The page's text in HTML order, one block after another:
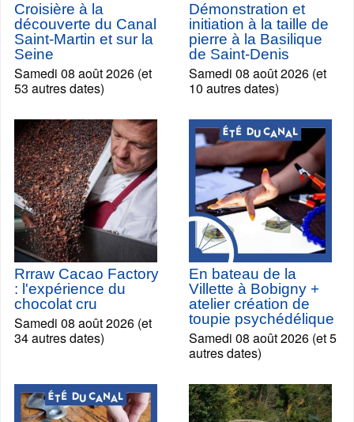
Croisière à la
découverte du Canal
Saint-Martin et sur la
Seine
Samedi 08 août 2026 (et
53 autres dates)
Démonstration et
initiation à la taille de
pierre à la Basilique
de Saint-Denis
Samedi 08 août 2026 (et
10 autres dates)
Rrraw Cacao Factory
: l'expérience du
chocolat cru
Samedi 08 août 2026 (et
34 autres dates)
En bateau de la
Villette à Bobigny +
atelier création de
toupie psychédélique
Samedi 08 août 2026 (et 5
autres dates)